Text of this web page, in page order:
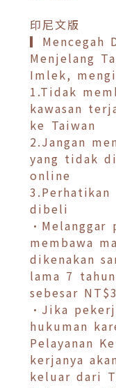
印尼文版
▎Mencegah
Menjelang
Imlek,
1.Tidak
kawasan
ke Taiwan
2.Jangan
yang tidak
online
dibeli
•Melanggar
membawa
dikenakan
lama 7
sebesar
•Jika
hukuman
Pelayanan
kerjanya
keluar dari